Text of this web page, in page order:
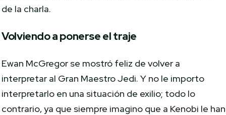
de la charla.
Volviendo a ponerse el traje
Ewan McGregor se mostró feliz de volver a
interpretar al Gran Maestro Jedi. Y no le importo
interpretarlo en una situación de exilio; todo lo
contrario, ya que siempre imagino que a Kenobi le han